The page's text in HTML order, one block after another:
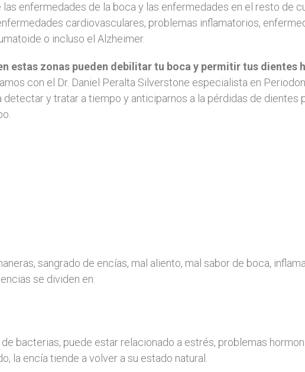
enfermedades de la boca y las enfermedades en el resto de
cardiovasculares, problemas inflamatorios,
o incluso el Alzheimer.
estas zonas pueden debilitar tu boca y permitir tus dientes
con el Dr. Daniel Peralta Silverstone especialista en
y tratar a tiempo y anticiparnos a la pérdidas de dientes
sangrado de encías, mal aliento, mal sabor de boca,
se dividen en:
bacterias, puede estar relacionado a estrés, problemas
la encía tiende a volver a su estado natural.